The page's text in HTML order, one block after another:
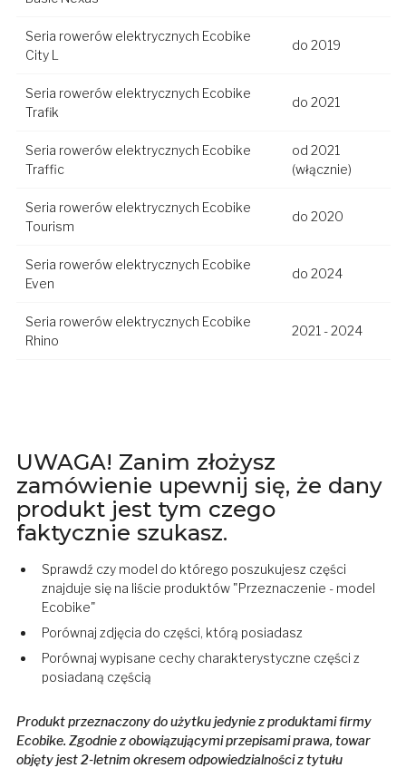
Seria rowerów elektrycznych Ecobike
City L
do 2019
Seria rowerów elektrycznych Ecobike
Trafik
do 2021
Seria rowerów elektrycznych Ecobike
Traffic
od 2021
(włącznie)
Seria rowerów elektrycznych Ecobike
Tourism
do 2020
Seria rowerów elektrycznych Ecobike
Even
do 2024
Seria rowerów elektrycznych Ecobike
Rhino
2021 - 2024
UWAGA! Zanim złożysz
zamówienie upewnij się, że dany
produkt jest tym czego
faktycznie szukasz.
Sprawdź czy model do którego poszukujesz części
znajduje się na liście produktów "Przeznaczenie - model
Ecobike"
Porównaj zdjęcia do części, którą posiadasz
Porównaj wypisane cechy charakterystyczne części z
posiadaną częścią
Produkt przeznaczony do użytku jedynie z produktami firmy
Ecobike. Zgodnie z obowiązującymi przepisami prawa, towar
objęty jest 2-letnim okresem odpowiedzialności z tytułu